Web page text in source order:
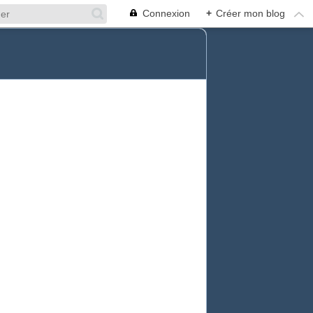
Connexion + Créer mon blog